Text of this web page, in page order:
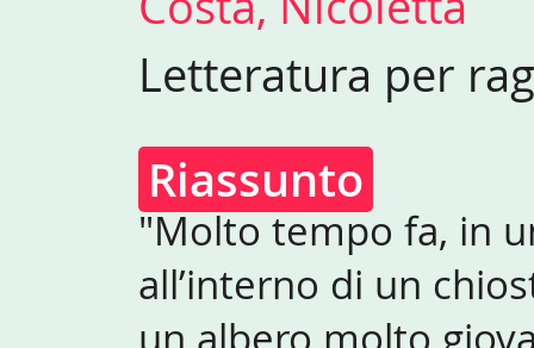
Letteratura per
Riassunto
"Molto tempo fa, in
all’interno di un